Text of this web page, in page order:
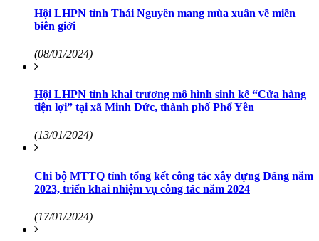
Hội LHPN tỉnh Thái Nguyên mang mùa xuân về miền
biên giới
(08/01/2024)
Hội LHPN tỉnh khai trương mô hình sinh kế “Cửa hàng
tiện lợi” tại xã Minh Đức, thành phố Phổ Yên
(13/01/2024)
Chi bộ MTTQ tỉnh tổng kết công tác xây dựng Đảng năm
2023, triển khai nhiệm vụ công tác năm 2024
(17/01/2024)